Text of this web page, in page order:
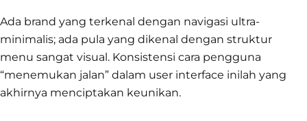
Ada brand yang terkenal dengan navigasi ultra-
minimalis; ada pula yang dikenal dengan struktur
menu sangat visual. Konsistensi cara pengguna
“menemukan jalan” dalam user interface inilah yang
akhirnya menciptakan keunikan.